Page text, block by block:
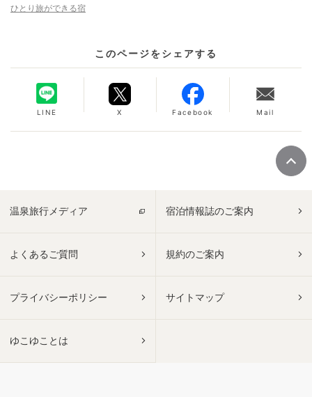
ひとり旅ができる宿
このページをシェアする
LINE X Facebook Mail
温泉旅行メディア 宿泊情報誌のご案内
よくあるご質問 規約のご案内
プライバシーポリシー サイトマップ
ゆこゆことは